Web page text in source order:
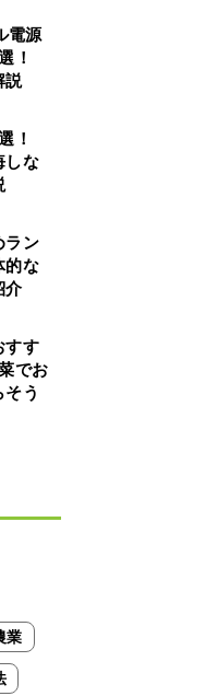
電源
選！
説
選！
しな
ラン
的な
介
すす
でお
う
業